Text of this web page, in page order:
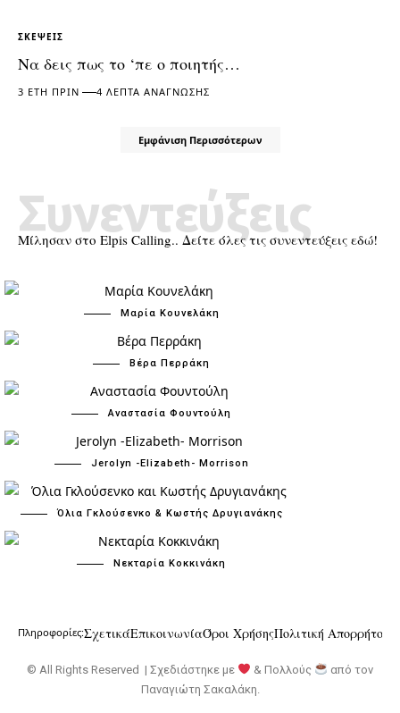
ΣΚΈΨΕΙΣ
Να δεις πως το ‘πε ο ποιητής…
3 ΈΤΗ ΠΡΙΝ 4 ΛΕΠΤΆ ΑΝΆΓΝΩΣΗΣ
Εμφάνιση Περισσότερων
Μίλησαν στο Elpis Calling.. Δείτε όλες τις συνεντεύξεις εδώ!
Συνεντεύξεις
Μαρία Κουνελάκη
Βέρα Περράκη
Αναστασία Φουντούλη
Jerolyn -Elizabeth- Morrison
Όλια Γκλούσενκο & Κωστής Δρυγιανάκης
Νεκταρία Κοκκινάκη
Πληροφορίες:ΣχετικάΕπικοινωνίαΌροι ΧρήσηςΠολιτική Απορρήτου
© All Rights Reserved | Σχεδιάστηκε με & Πολλούς
από τον
Παναγιώτη Σακαλάκη